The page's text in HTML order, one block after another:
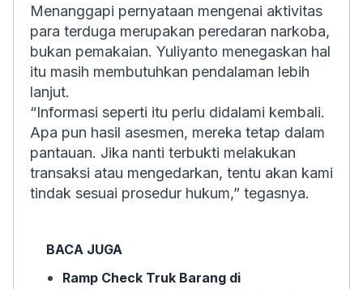
Menanggapi pernyataan mengenai aktivitas
para terduga merupakan peredaran narkoba,
bukan pemakaian. Yuliyanto menegaskan hal
itu masih membutuhkan pendalaman lebih
lanjut.
“Informasi seperti itu perlu didalami kembali.
Apa pun hasil asesmen, mereka tetap dalam
pantauan. Jika nanti terbukti melakukan
transaksi atau mengedarkan, tentu akan kami
tindak sesuai prosedur hukum,” tegasnya.
BACA JUGA
Ramp Check Truk Barang di